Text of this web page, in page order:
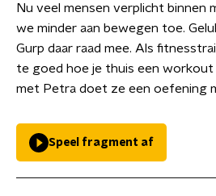
Nu veel mensen verplicht binnen
we minder aan bewegen toe.
Gurp daar raad mee. Als
te goed hoe je thuis een workout
met Petra doet ze een oefening
Speel fragment af